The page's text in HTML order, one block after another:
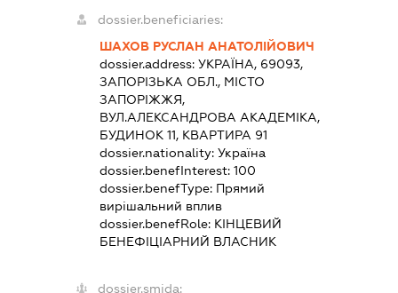
dossier.beneficiaries:
ШАХОВ РУСЛАН АНАТОЛІЙОВИЧ
dossier.address:УКРАЇНА, 69093,
ЗАПОРІЗЬКА ОБЛ., МІСТО
ЗАПОРІЖЖЯ,
ВУЛ.АЛЕКСАНДРОВА АКАДЕМІКА,
БУДИНОК 11, КВАРТИРА 91
dossier.nationality:Україна
dossier.benefInterest:100
dossier.benefType: Прямий
вирішальний вплив
dossier.benefRole: КІНЦЕВИЙ
БЕНЕФІЦІАРНИЙ ВЛАСНИК
dossier.smida: